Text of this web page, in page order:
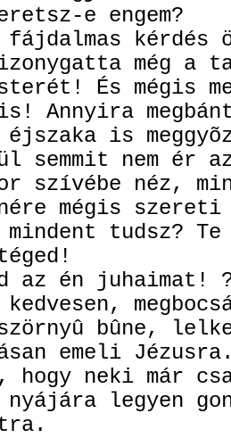
e engem?
kérdés
még a
És mégis
is! Annyira
is
semmit nem ér
szívébe néz,
mégis
tudsz?
az én juhaimat!
kedvesen,
bûne,
emeli
hogy neki már
nyájára legyen